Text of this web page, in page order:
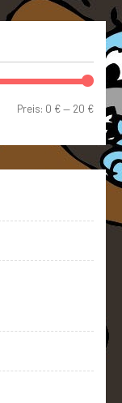
Preis: 0 €— 20 €